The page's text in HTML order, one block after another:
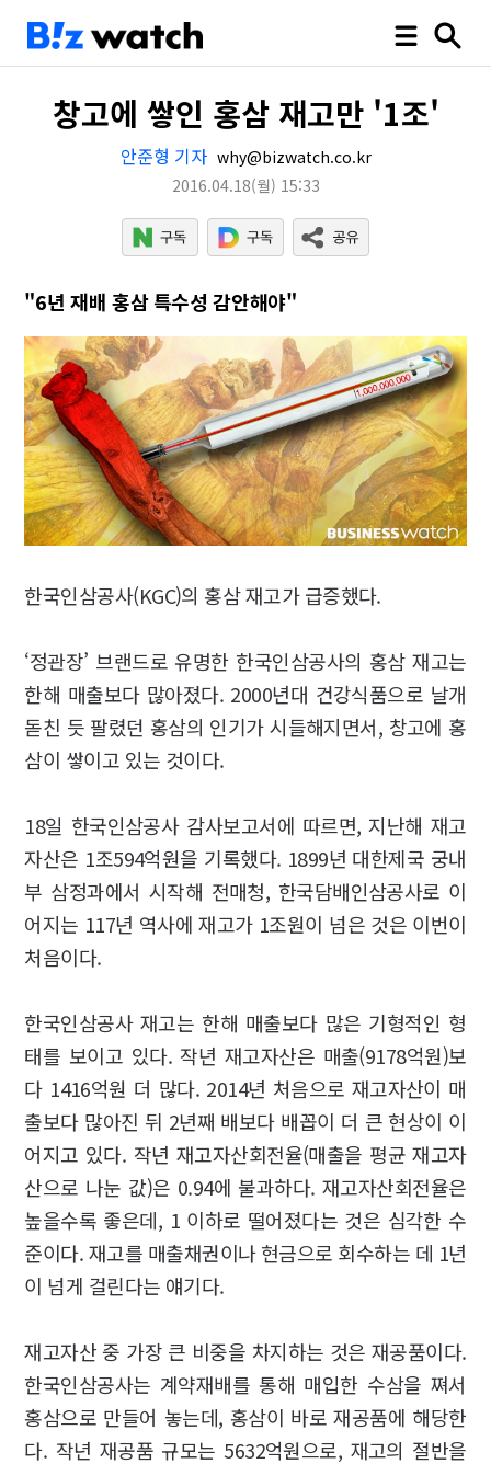
창고에 쌓인 홍삼 재고만 '1조'
안준형 기자 why@bizwatch.co.kr
2016.04.18(월) 15:33
"6년 재배 홍삼 특수성 감안해야"
한국인삼공사(KGC)의 홍삼 재고가 급증했다.
‘정관장’ 브랜드로 유명한 한국인삼공사의 홍삼 재고는
한해 매출보다 많아졌다. 2000년대 건강식품으로 날개
돋친 듯 팔렸던 홍삼의 인기가 시들해지면서, 창고에 홍
삼이 쌓이고 있는 것이다.
18일 한국인삼공사 감사보고서에 따르면, 지난해 재고
자산은 1조594억원을 기록했다. 1899년 대한제국 궁내
부 삼정과에서 시작해 전매청, 한국담배인삼공사로 이
어지는 117년 역사에 재고가 1조원이 넘은 것은 이번이
처음이다.
한국인삼공사 재고는 한해 매출보다 많은 기형적인 형
태를 보이고 있다. 작년 재고자산은 매출(9178억원)보
다 1416억원 더 많다. 2014년 처음으로 재고자산이 매
출보다 많아진 뒤 2년째 배보다 배꼽이 더 큰 현상이 이
어지고 있다. 작년 재고자산회전율(매출을 평균 재고자
산으로 나눈 값)은 0.94에 불과하다. 재고자산회전율은
높을수록 좋은데, 1 이하로 떨어졌다는 것은 심각한 수
준이다. 재고를 매출채권이나 현금으로 회수하는 데 1년
이 넘게 걸린다는 얘기다.
재고자산 중 가장 큰 비중을 차지하는 것은 재공품이다.
한국인삼공사는 계약재배를 통해 매입한 수삼을 쪄서
홍삼으로 만들어 놓는데, 홍삼이 바로 재공품에 해당한
다. 작년 재공품 규모는 5632억원으로, 재고의 절반을